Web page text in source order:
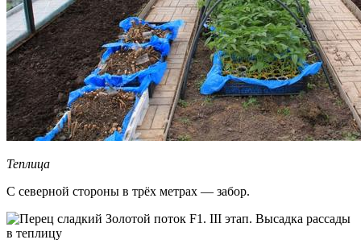
Теплица
С северной стороны в трёх метрах — забор.